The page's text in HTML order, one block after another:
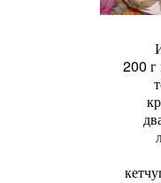
200 г